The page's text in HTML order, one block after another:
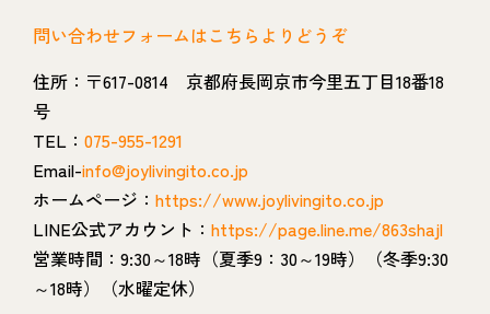
問い合わせフォームはこちらよりどうぞ
住所：〒617-0814 京都府長岡京市今里五丁目18番18
号
TEL： 075-955-1291
Email-info@joylivingito.co.jp
ホームページ： https://www.joylivingito.co.jp
LINE公式アカウント： https://page.line.me/863shajl
営業時間：9:30～18時（夏季9：30～19時）（冬季9:30
～18時）（水曜定休）